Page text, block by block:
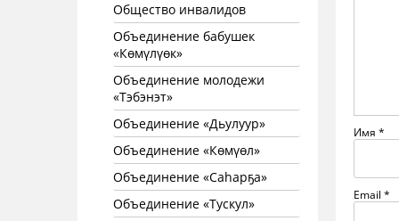
Общество инвалидов
Объединение бабушек
«Көмүлүөк»
Объединение молодежи
«Тэбэнэт»
Объединение «Дьулуур»
Объединение «Көмүөл»
Объединение «Саhарҕа»
Объединение «Тускул»
Имя *
Email *